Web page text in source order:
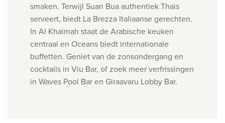
smaken. Terwijl Suan Bua authentiek Thais
serveert, biedt La Brezza Italiaanse gerechten.
In Al Khaimah staat de Arabische keuken
centraal en Oceans biedt internationale
buffetten. Geniet van de zonsondergang en
cocktails in Viu Bar, of zoek meer verfrissingen
in Waves Pool Bar en Giraavaru Lobby Bar.